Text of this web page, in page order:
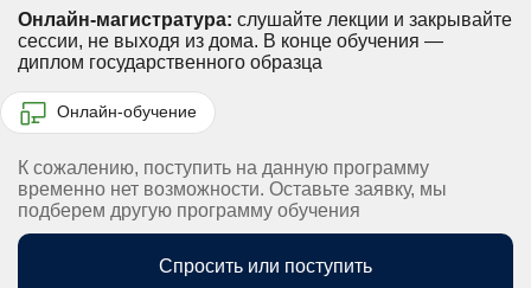
Онлайн-магистратура: слушайте лекции и закрывайте
сессии, не выходя из дома. В конце обучения —
диплом государственного образца
Онлайн-обучение
К сожалению, поступить на данную программу
временно нет возможности. Оставьте заявку, мы
подберем другую программу обучения
Спросить или поступить